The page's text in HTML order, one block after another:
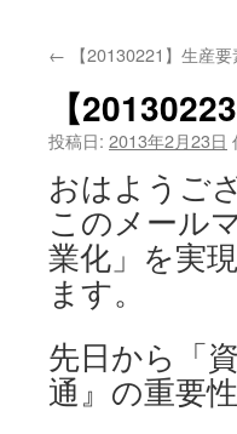
← 【20130221】生産要
【
投稿日: 2013年2月23日
おはようご
このメール
業化」を実
ます。
先日から「
通』の重要